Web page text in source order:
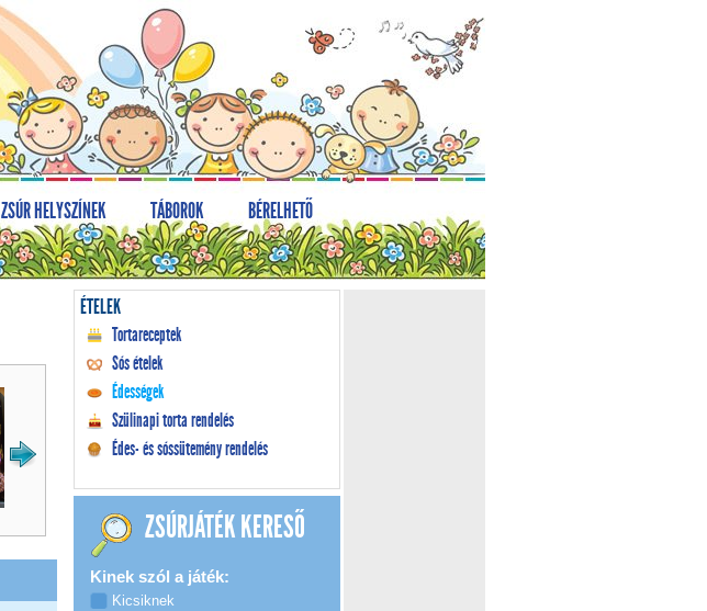
ZSÚR HELYSZÍNEK TÁBOROK BÉRELHETŐ
ÉTELEK
Tortareceptek
Sós ételek
Édességek
Szülinapi torta rendelés
Édes- és sóssütemény rendelés
ZSÚRJÁTÉK KERESŐ
Kinek szól a játék:
Kicsiknek